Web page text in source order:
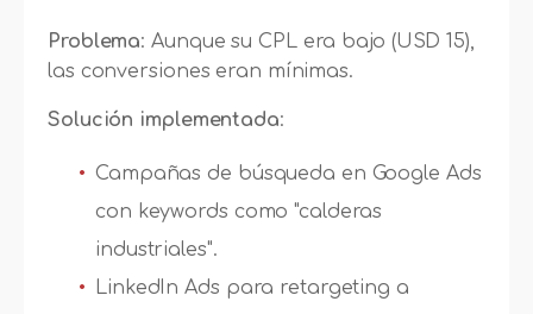
Problema: Aunque su CPL era bajo (USD 15),
las conversiones eran mínimas.
Solución implementada:
Campañas de búsqueda en Google Ads
con keywords como "calderas
industriales".
LinkedIn Ads para retargeting a